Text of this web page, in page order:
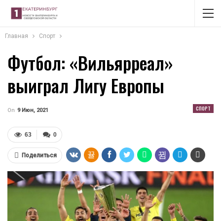
Главная Спорт
Футбол: «Вильярреал»
выиграл Лигу Европы
СПОРТ
On 9 Июн, 2021
0
63
Поделиться